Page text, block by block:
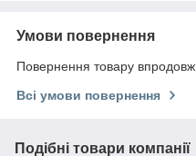
Умови повернення
Повернення товару
Всі умови повернення
Подібні товари компанії